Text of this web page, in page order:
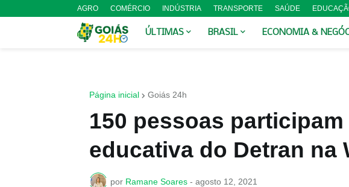
AGRO COMÉRCIO INDÚSTRIA TRANSPORTE SAÚDE
ÚLTIMAS BRASIL ECONOMIA &
Página inicial Goiás 24h
150 pessoas participam
educativa do Detran na
por Ramane Soares - agosto 12, 2021